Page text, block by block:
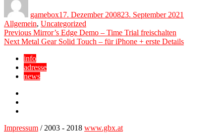
gamebox17. Dezember 200823. September 2021
Allgemein, Uncategorized
Beitragsnavigation
Previous Previous
post:
Mirror’s Edge Demo – Time Trial freischalten
Next Next
Metal Gear Solid Touch – für iPhone + erste Details
info
adresse
news
Impressum / 2003 - 2018 www.gbx.at